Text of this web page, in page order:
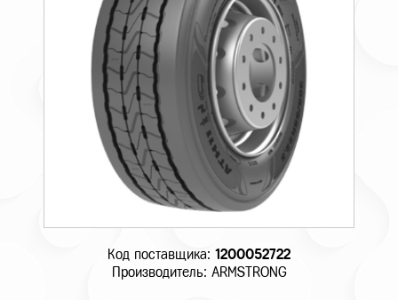
Код поставщика: 1200052722
Производитель: ARMSTRONG